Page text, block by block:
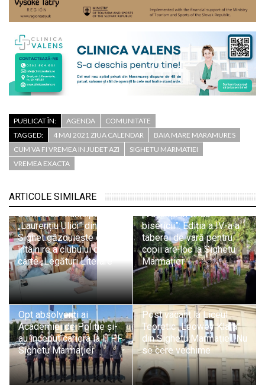
PUBLICAT ÎN: AGENDA
COMUNITATE
TAGGED:
4 MAI 2021 ZIUA CALENDAR
BAIA MARE MARAMURES
CUM VA FI VREMEA IN JUDET AZI
SIGHETU MARMATIEI
VREMEA EXACTA
ARTICOLE SIMILARE
Biblioteca Municipală
„Laurențiu Ulici” din
Sighet găzduiește o nouă
întâlnire a clubului de
carte „Legături Literare”
„Vacanță în tinda
bisericii”: Ediția a IV-a a
taberei de vară pentru
copii are loc la Sighetu
Marmației
Opt absolvenți ai
Academiei de Poliție și-
au început cariera la ITPF
Sighetu Marmației
Post vacant la Liceul
Teoretic „Leowey Klara”
din Sighetu Marmației. Nu
se cere vechime